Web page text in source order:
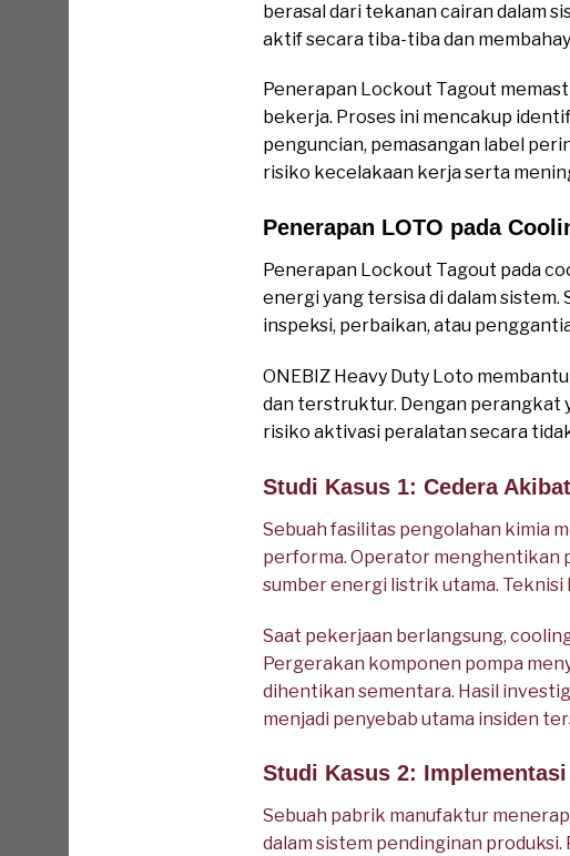
berasal dari tekanan cairan dalam
aktif secara tiba-tiba dan
Penerapan Lockout Tagout
bekerja. Proses ini mencakup
penguncian, pemasangan label
risiko kecelakaan kerja serta
Penerapan LOTO pada
Penerapan Lockout Tagout pada
energi yang tersisa di dalam
inspeksi, perbaikan, atau
ONEBIZ Heavy Duty Loto
dan terstruktur. Dengan perangkat
risiko aktivasi peralatan secara
Studi Kasus 1: Cedera
Sebuah fasilitas pengolahan kimia
performa. Operator menghentikan
sumber energi listrik utama.
Saat pekerjaan berlangsung,
Pergerakan komponen pompa
dihentikan sementara. Hasil
menjadi penyebab utama insiden
Studi Kasus 2:
Sebuah pabrik manufaktur
dalam sistem pendinginan